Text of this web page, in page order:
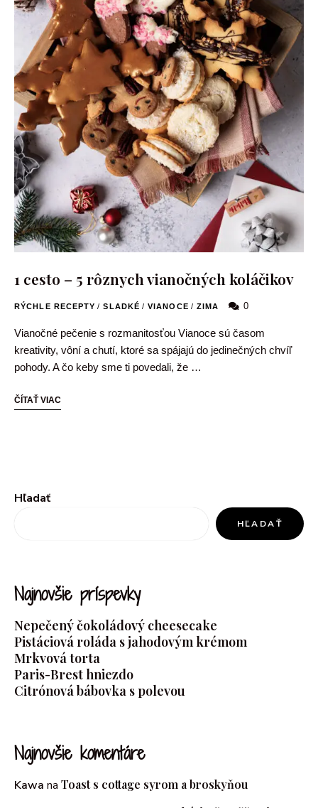
1 cesto – 5 rôznych vianočných koláčikov
RÝCHLE RECEPTY / SLADKÉ / VIANOCE / ZIMA 0
Vianočné pečenie s rozmanitosťou Vianoce sú časom
kreativity, vôní a chutí, ktoré sa spájajú do jedinečných chvíľ
pohody. A čo keby sme ti povedali, že …
ČÍTAŤ VIAC
Hľadať
HĽADAŤ
Najnovšie príspevky
Nepečený čokoládový cheesecake
Pistáciová roláda s jahodovým krémom
Mrkvová torta
Paris-Brest hniezdo
Citrónová bábovka s polevou
Najnovšie komentáre
Kawa na Toast s cottage syrom a broskyňou